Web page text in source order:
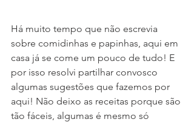
Há muito tempo que não escrevia
sobre comidinhas e papinhas, aqui em
casa já se come um pouco de tudo! E
por isso resolvi partilhar convosco
algumas sugestões que fazemos por
aqui! Não deixo as receitas porque são
tão fáceis, algumas é mesmo só